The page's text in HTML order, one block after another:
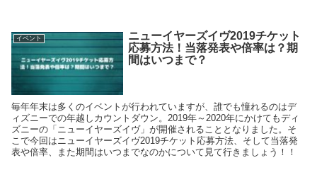
イベント
ニューイヤーズイヴ2019チケット
応募方法！当落発表や倍率は？期
間はいつまで？
毎年年末は多くのイベントが行われていますが、誰でも憧れるのはデ
ィズニーでの年越しカウントダウン。2019年～2020年にかけてもディ
ズニーの「ニューイヤーズイヴ」が開催されることとなりました。そ
こで今回はニューイヤーズイヴ2019チケット応募方法、そして当落発
表や倍率、また期間はいつまでなのかについて見て行きましょう！！